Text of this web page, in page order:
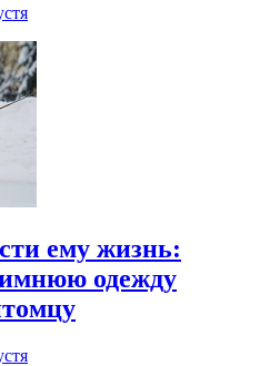
ему жизнь:
одежду